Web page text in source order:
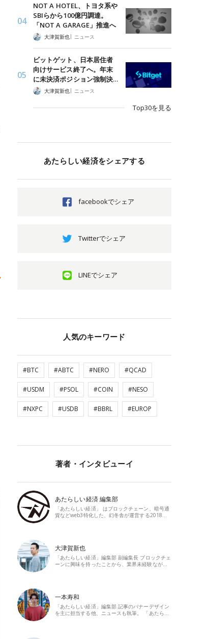
NOT A HOTEL、トヨタ系や
SBIらから100億円調達。
「NOT A GARAGE」推進へ
大津賀新也| ニュース
ビットゲット、日本居住者
向けサービス終了へ。年末
に未決済ポジション強制決…
大津賀新也| ニュース
Top30を見る
あたらしい経済をシェアする
facebookでシェア
Twitterでシェア
LINEでシェア
人気のキーワード
#BTC #ABTC #NERO #QCAD
#USDM #PSOL #COIN #NESO
#NXPC #USDB #BBRL #EUROP
著者・インタビューイ
あたらしい経済 編集部
「あたらしい経済」 はブロックチェーン、暗号通
貨などweb3特化した、幻冬舎が運営する2018…
大津賀新也
「あたらしい経済」編集部 副編集長 ブロックチェ
ーンに興味を持ったことから、業界未経験なが…
一本寿和
「あたらしい経済」編集部 記事のバナーデザイン
を主に担当する他、ニュースも執筆。 「あたら…